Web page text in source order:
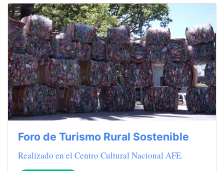
Foro de Turismo Rural Sostenible
Realizado en el Centro Cultural Nacional AFE.